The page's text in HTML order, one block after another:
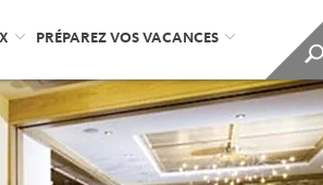
PRÉPAREZ VOS VACANCES